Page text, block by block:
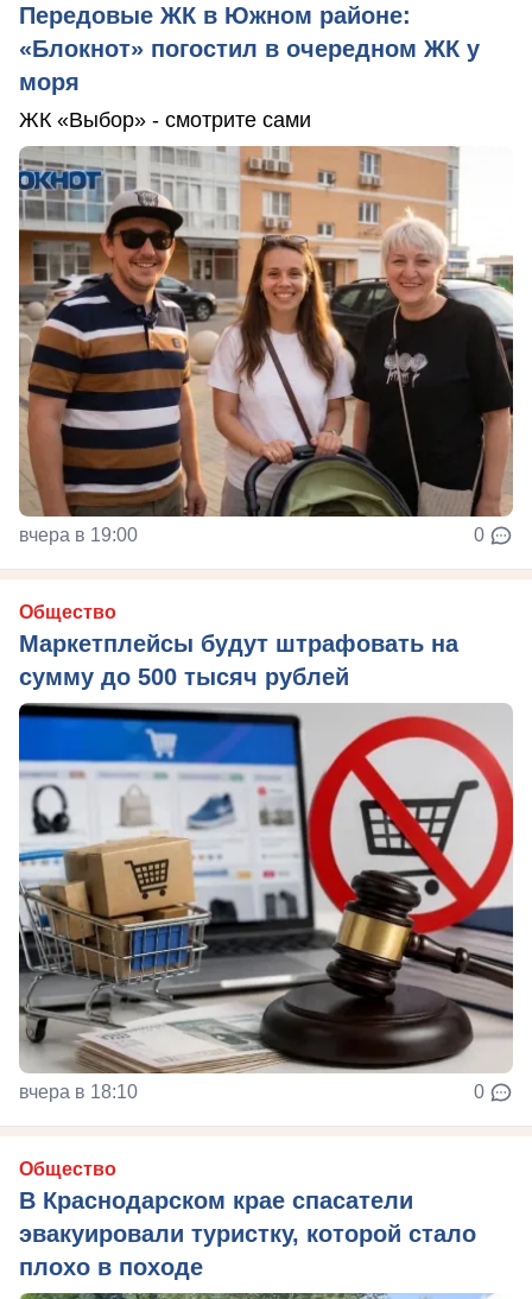
Передовые ЖК в Южном районе:
«Блокнот» погостил в очередном ЖК у
моря
ЖК «Выбор» - смотрите сами
вчера в 19:00 0
Общество
Маркетплейсы будут штрафовать на
сумму до 500 тысяч рублей
вчера в 18:10 0
Общество
В Краснодарском крае спасатели
эвакуировали туристку, которой стало
плохо в походе